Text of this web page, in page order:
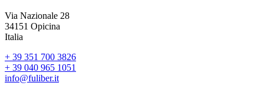
Via Nazionale 28
34151 Opicina
Italia
+ 39 351 700 3826
+ 39 040 965 1051
info@fuliber.it